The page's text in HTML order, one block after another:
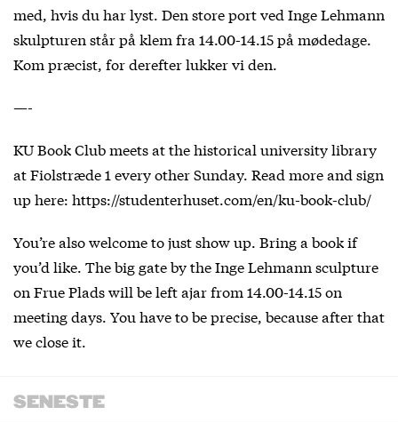
med, hvis du har lyst. Den store port ved Inge Lehmann
skulpturen står på klem fra 14.00-14.15 på mødedage.
Kom præcist, for derefter lukker vi den.
—-
KU Book Club meets at the historical university library
at Fiolstræde 1 every other Sunday. Read more and sign
up here: https://studenterhuset.com/en/ku-book-club/
You’re also welcome to just show up. Bring a book if
you’d like. The big gate by the Inge Lehmann sculpture
on Frue Plads will be left ajar from 14.00-14.15 on
meeting days. You have to be precise, because after that
we close it.
SENESTE